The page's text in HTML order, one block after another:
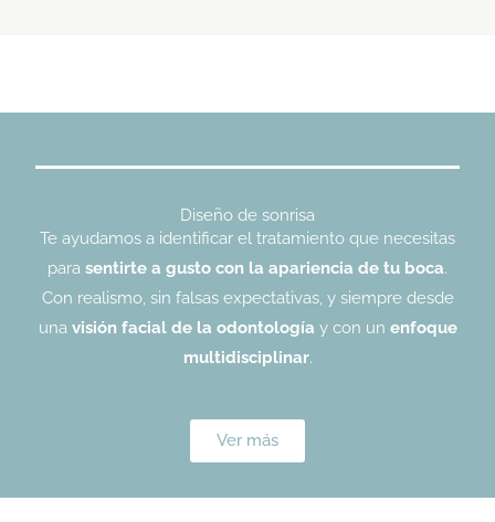
Diseño de sonrisa
Te ayudamos a identificar el tratamiento que necesitas
para sentirte a gusto con la apariencia de tu boca.
Con realismo, sin falsas expectativas, y siempre desde
una visión facial de la odontología y con un enfoque
multidisciplinar.
Ver más